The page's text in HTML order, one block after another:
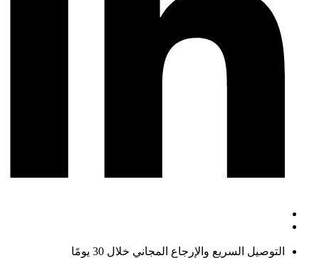
التوصيل السريع والإرجاع المجاني خلال 30 يومًا